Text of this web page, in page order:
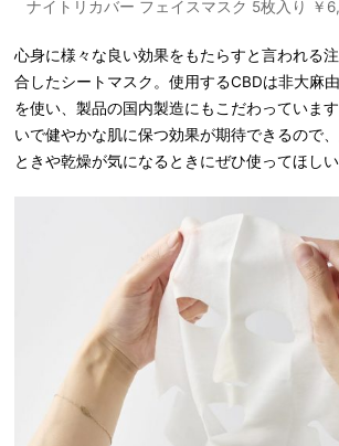
ナイトリカバー フェイスマスク 5枚入り ￥
心身に様々な良い効果をもたらすと言われる
合したシートマスク。使用するCBDは非大麻
を使い、製品の国内製造にもこだわっていま
いで健やかな肌に保つ効果が期待できるので
ときや乾燥が気になるときにぜひ使ってほしい